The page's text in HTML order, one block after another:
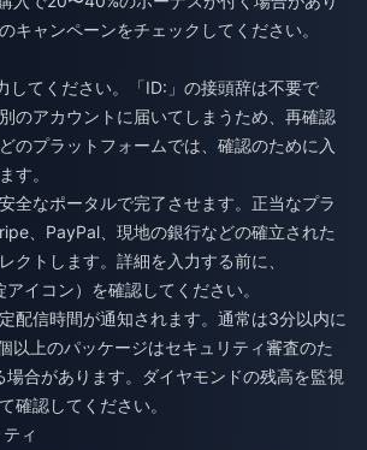
キャンペーンをチェックしてください。
してください。「ID:」の接頭辞は不要で
のアカウントに届いてしまうため、再確認
のプラットフォームでは、確認のために入
す。
全なポータルで完了させます。正当なプラ
、PayPal、現地の銀行などの確立された
クトします。詳細を入力する前に、
イコン）を確認してください。
配信時間が通知されます。通常は3分以内に
以上のパッケージはセキュリティ審査のた
合があります。ダイヤモンドの残高を監視
確認してください。
ィ